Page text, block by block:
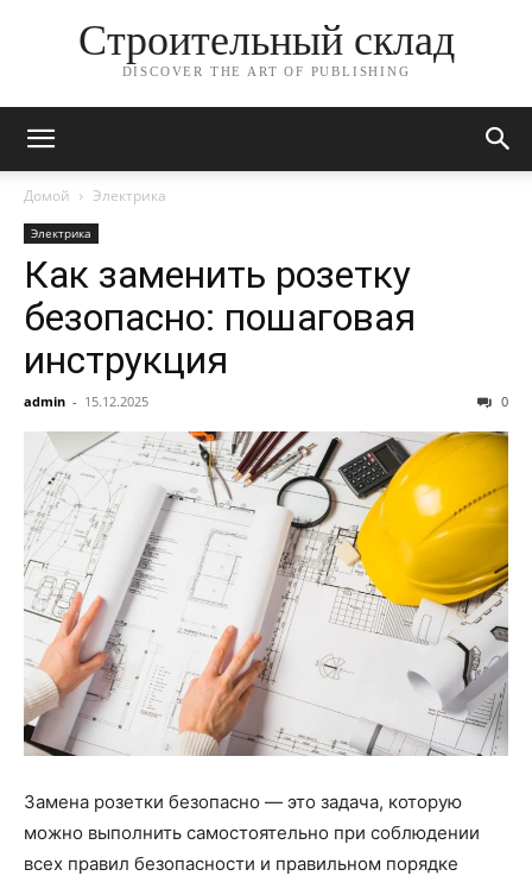
Строительный склад
DISCOVER THE ART OF PUBLISHING
Домой Электрика
Электрика
Как заменить розетку
безопасно: пошаговая
инструкция
admin - 15.12.2025 0
Замена розетки безопасно — это задача, которую
можно выполнить самостоятельно при соблюдении
всех правил безопасности и правильном порядке